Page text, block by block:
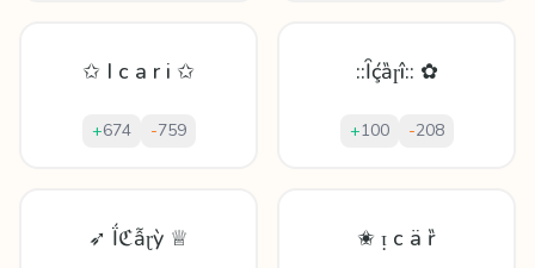
✩ I c a r i ✩
+674 -759
::Ȋḉȁɼî:: ✿
+100 -208
➶ Ḯℭẫɽỳ ♕ ✬ ᴉ с ä ȑ